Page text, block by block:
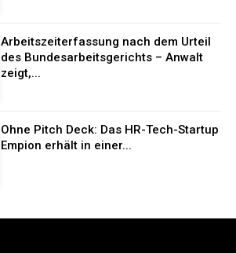
Arbeitszeiterfassung nach dem Urteil
des Bundesarbeitsgerichts – Anwalt
zeigt,...
Ohne Pitch Deck: Das HR-Tech-Startup
Empion erhält in einer...